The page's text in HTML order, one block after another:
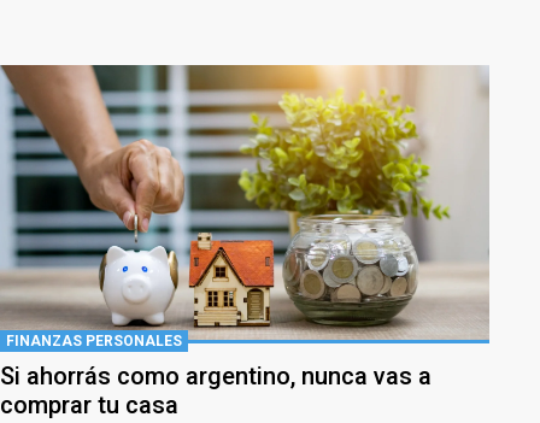
FINANZAS PERSONALES
Si ahorrás como argentino, nunca vas a
comprar tu casa